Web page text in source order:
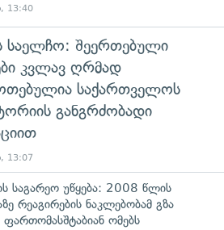
13:40
საელჩო: შეერთებული
კვლავ ღრმად
საქართველოს
განგრძობადი
13:07
საგარეო უწყება: 2008 წლის
რეაგირების ნაკლებობამ გზა
ფართომასშტაბიან ომებს